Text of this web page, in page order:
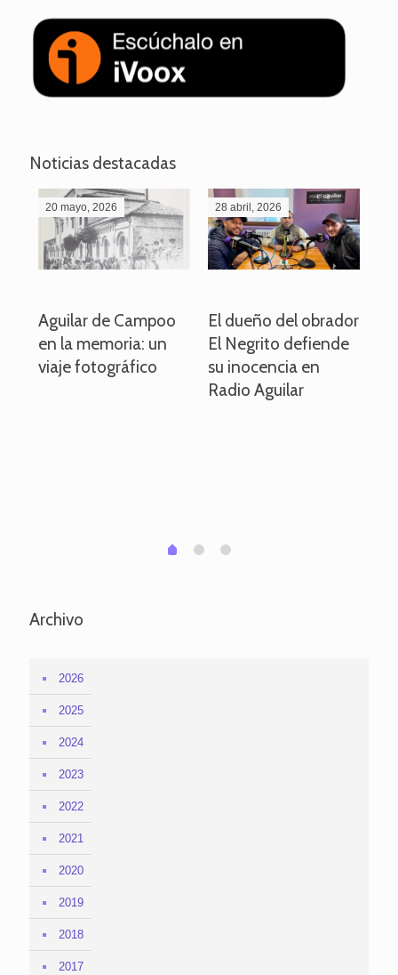
Noticias destacadas
20 mayo, 2026
Aguilar de Campoo
en la memoria: un
viaje fotográfico
28 abril, 2026
El dueño del obrador
El Negrito defiende
su inocencia en
Radio Aguilar
0 1 2
Archivo
2026
2025
2024
2023
2022
2021
2020
2019
2018
2017